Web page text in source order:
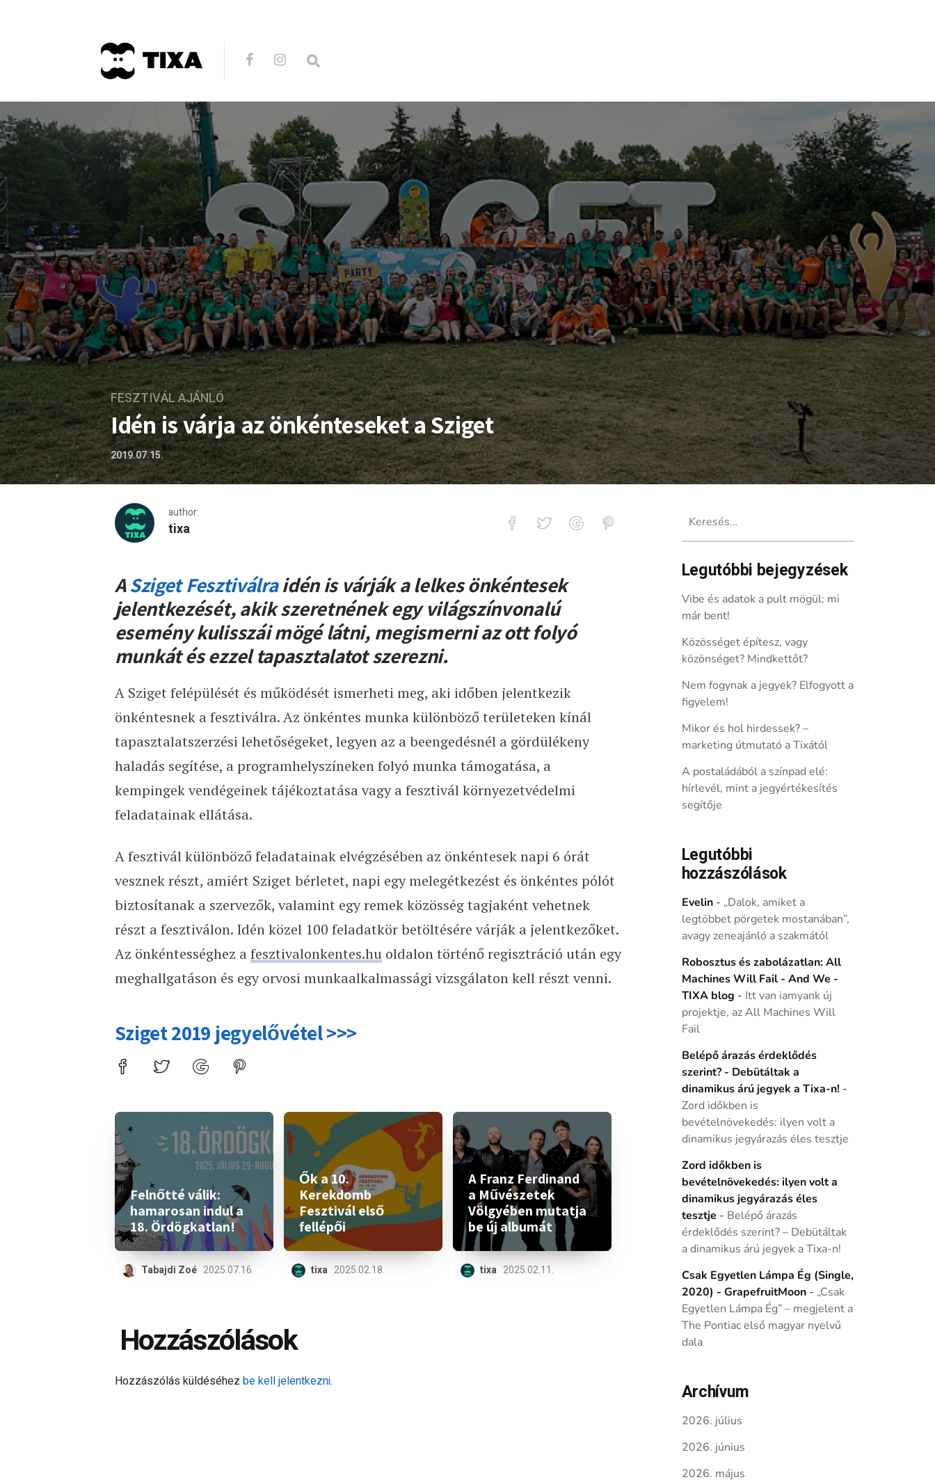
FESZTIVÁL AJÁNLÓ
Idén is várja az önkénteseket a Sziget
2019.07.15.
author:
tixa
Idén is várja az önkénteseket a Sziget
ASziget Fesztiválraidén is várják a lelkes önkéntesek
jelentkezését, akik szeretnének egy világszínvonalú
esemény kulisszái mögé látni, megismerni az ott folyó
munkát és ezzel tapasztalatot szerezni.
A Sziget felépülését és működését ismerheti meg, aki időben jelentkezik
önkéntesnek a fesztiválra. Az önkéntes munka különböző területeken kínál
tapasztalatszerzési lehetőségeket, legyen az a beengedésnél a gördülékeny
haladás segítése, a programhelyszíneken folyó munka támogatása, a
kempingek vendégeinek tájékoztatása vagy a fesztivál környezetvédelmi
feladatainak ellátása.
A fesztivál különböző feladatainak elvégzésében az önkéntesek napi 6 órát
vesznek részt, amiért Sziget bérletet, napi egy melegétkezést és önkéntes pólót
biztosítanak a szervezők, valamint egy remek közösség tagjaként vehetnek
részt a fesztiválon. Idén közel 100 feladatkör betöltésére várják a jelentkezőket.
Az önkéntességhez a fesztivalonkentes.hu oldalon történő regisztráció után egy
meghallgatáson és egy orvosi munkaalkalmassági vizsgálaton kell részt venni.
Sziget 2019 jegyelővétel >>>
Felnőtté válik:
hamarosan indul a
18. Ördögkatlan!
Tabajdi Zoé 2025.07.16.
Ők a 10.
Kerekdomb
Fesztivál első
fellépői
tixa 2025.02.18.
A Franz Ferdinand
a Művészetek
Völgyében mutatja
be új albumát
tixa 2025.02.11.
Hozzászólások
Hozzászólás küldéséhez be kell jelentkezni.
Legutóbbi bejegyzések
Vibe és adatok a pult mögül: mi
már bent!
Közösséget építesz, vagy
közönséget? Mindkettőt?
Nem fogynak a jegyek? Elfogyott a
figyelem!
Mikor és hol hirdessek? –
marketing útmutató a Tixától
A postaládából a színpad elé:
hírlevél, mint a jegyértékesítés
segítője
Legutóbbi
hozzászólások
Evelin- „Dalok, amiket a
legtöbbet pörgetek mostanában”,
avagy zeneajánló a szakmától
Robosztus és zabolázatlan: All
Machines Will Fail - And We -
TIXA blog - Itt van iamyank új
projektje, az All Machines Will
Fail
Belépő árazás érdeklődés
szerint? - Debütáltak a
dinamikus árú jegyek a Tixa-n! -
Zord időkben is
bevételnövekedés: ilyen volt a
dinamikus jegyárazás éles tesztje
Zord időkben is
bevételnövekedés: ilyen volt a
dinamikus jegyárazás éles
tesztje - Belépő árazás
érdeklődés szerint? – Debütáltak
a dinamikus árú jegyek a Tixa-n!
Csak Egyetlen Lámpa Ég (Single,
2020) - GrapefruitMoon- „Csak
Egyetlen Lámpa Ég” – megjelent a
The Pontiac első magyar nyelvű
dala
Archívum
2026. július
2026. június
2026. május